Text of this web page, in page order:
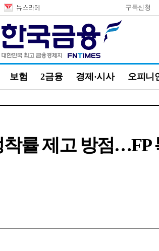
구독신청
보험 2금융 경제·시사 오피니
률 제고 방점…FP